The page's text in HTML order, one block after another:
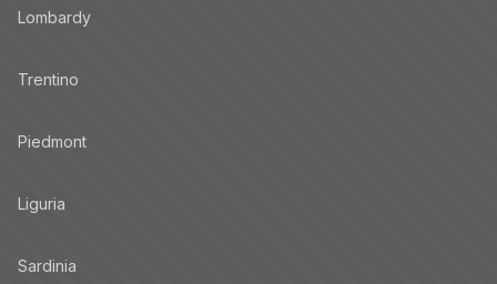
Lombardy
Trentino
Piedmont
Liguria
Sardinia